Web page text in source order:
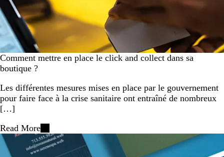
Comment mettre en place le click and collect dans sa
boutique ?
Les différentes mesures mises en place par le gouvernement
pour faire face à la crise sanitaire ont entraîné de nombreux
[…]
Read More